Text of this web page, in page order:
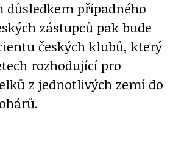
důsledkem případného
zástupců pak bude
českých klubů, který
rozhodující pro
z jednotlivých zemí do